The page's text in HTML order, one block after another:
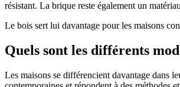
résistant. La brique reste également un
Le bois sert lui davantage pour les maisons
Quels sont les différents
Les maisons se différencient davantage dans